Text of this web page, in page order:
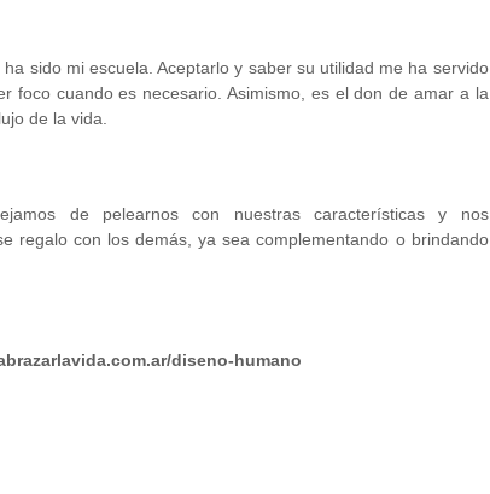
sido mi escuela. Aceptarlo y saber su utilidad me ha servido
foco cuando es necesario. Asimismo, es el don de amar a la
de la vida.
de pelearnos con nuestras características y nos
regalo con los demás, ya sea complementando o brindando
diseno-humano